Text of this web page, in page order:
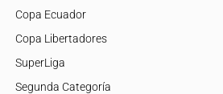
Copa Ecuador
Copa Libertadores
SuperLiga
Segunda Categoría